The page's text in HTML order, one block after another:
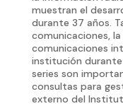
muestran el
durante 37 años.
comunicaciones,
comunicaciones
institución
series son
consultas para
externo del